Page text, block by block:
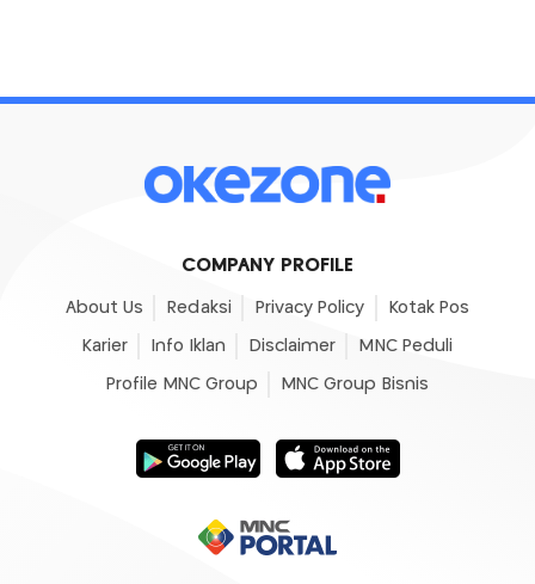
COMPANY PROFILE
About Us Redaksi Privacy Policy Kotak Pos
Karier Info Iklan Disclaimer MNC Peduli
Profile MNC Group MNC Group Bisnis